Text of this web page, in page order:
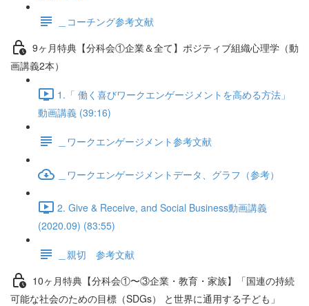
＿コーチング参考文献
9ヶ月特典【分科会①企業＆全て】ポジティブ組織心理学（動
画講義2本）
1.「 働く喜びワークエンゲージメントを高める方法」
動画講義 (39:16)
＿ワークエンゲージメント参考文献
＿ワークエンゲージメントデータ、グラフ（参考）
2. Give & Receive, and Social Business動画講義
(2020.09) (83:55)
＿親切 参考文献
10ヶ月特典【分科会①〜③企業・教育・家族】「国連の持続
可能な社会のための目標（SDGs） と世界に通用する子ども」